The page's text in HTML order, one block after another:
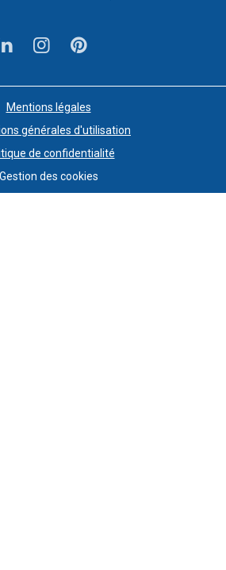
Mentions légales
générales d'utilisation
de confidentialité
Gestion des cookies